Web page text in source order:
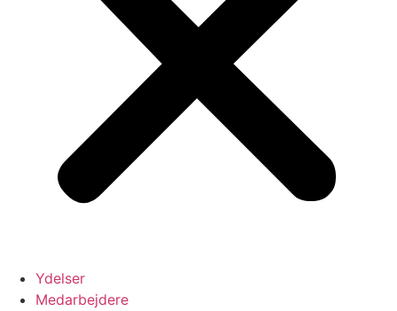
Ydelser
Medarbejdere